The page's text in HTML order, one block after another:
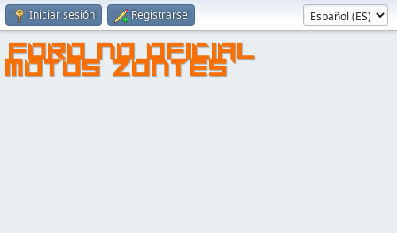
Iniciar sesión Registrarse
FORO NO OFICIAL
MOTOS ZONTES